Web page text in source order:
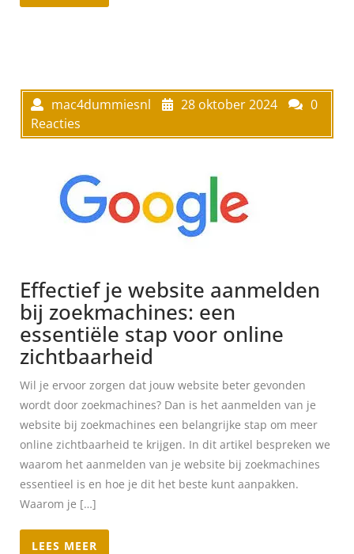
mac4dummiesnl 28 oktober 2024
0
Reacties
Effectief je website aanmelden
bij zoekmachines: een
essentiële stap voor online
zichtbaarheid
Wil je ervoor zorgen dat jouw website beter gevonden
wordt door zoekmachines? Dan is het aanmelden van je
website bij zoekmachines een belangrijke stap om meer
online zichtbaarheid te krijgen. In dit artikel bespreken we
waarom het aanmelden van je website bij zoekmachines
essentieel is en hoe je dit het beste kunt aanpakken.
Waarom je […]
LEES MEER